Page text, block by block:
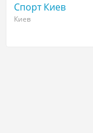
Спорт Киев
Киев